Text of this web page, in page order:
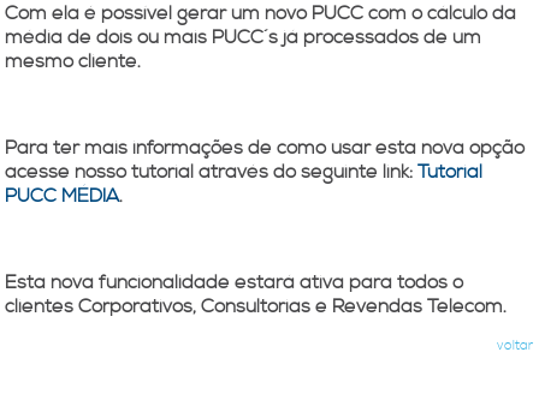
Com ela é possível gerar um novo PUCC com o cálculo da
média de dois ou mais PUCC´s já processados de um
mesmo cliente.
Para ter mais informações de como usar esta nova opção
acesse nosso tutorial através do seguinte link:Tutorial
PUCC MÉDIA.
Esta nova funcionalidade estará ativa para todos o
clientes Corporativos, Consultorias e Revendas Telecom.
voltar